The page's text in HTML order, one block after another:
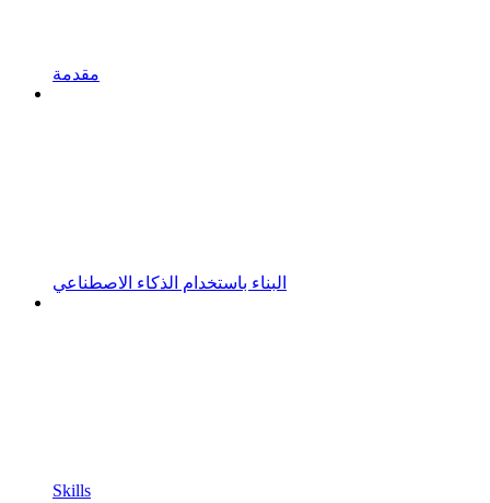
مقدمة
البناء باستخدام الذكاء الاصطناعي
Skills